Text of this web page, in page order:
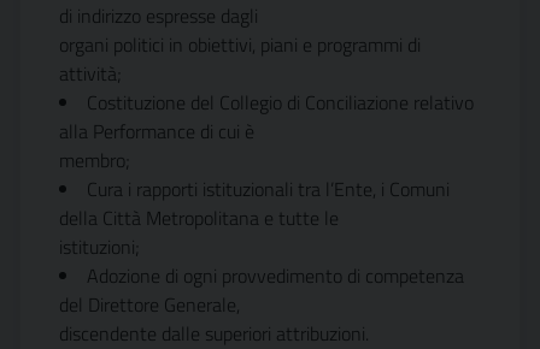
di indirizzo espresse dagli
organi politici in obiettivi, piani e programmi di
attività;
Costituzione del Collegio di Conciliazione relativo
alla Performance di cui è
membro;
Cura i rapporti istituzionali tra l’Ente, i Comuni
della Città Metropolitana e tutte le
istituzioni;
Adozione di ogni provvedimento di competenza
del Direttore Generale,
discendente dalle superiori attribuzioni.